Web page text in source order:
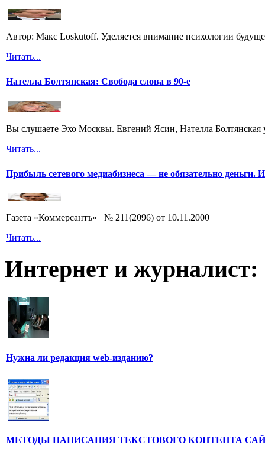
Автор: Макс Loskutoff. Уделяется внимание психологии
Читать...
Нателла Болтянская: Свобода слова в 90-е
Вы слушаете Эхо Москвы. Евгений Ясин, Нателла Болтянская
Читать...
Прибыль сетевого медиабизнеса — не обязательно деньги.
Газета «Коммерсантъ» № 211(2096) от 10.11.2000
Читать...
Интернет и журналист:
Нужна ли редакция web-изданию?
МЕТОДЫ НАПИСАНИЯ ТЕКСТОВОГО КОНТЕНТА